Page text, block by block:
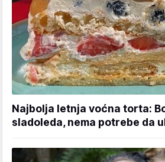
Najbolja letnja voćna torta:
sladoleda, nema potrebe da